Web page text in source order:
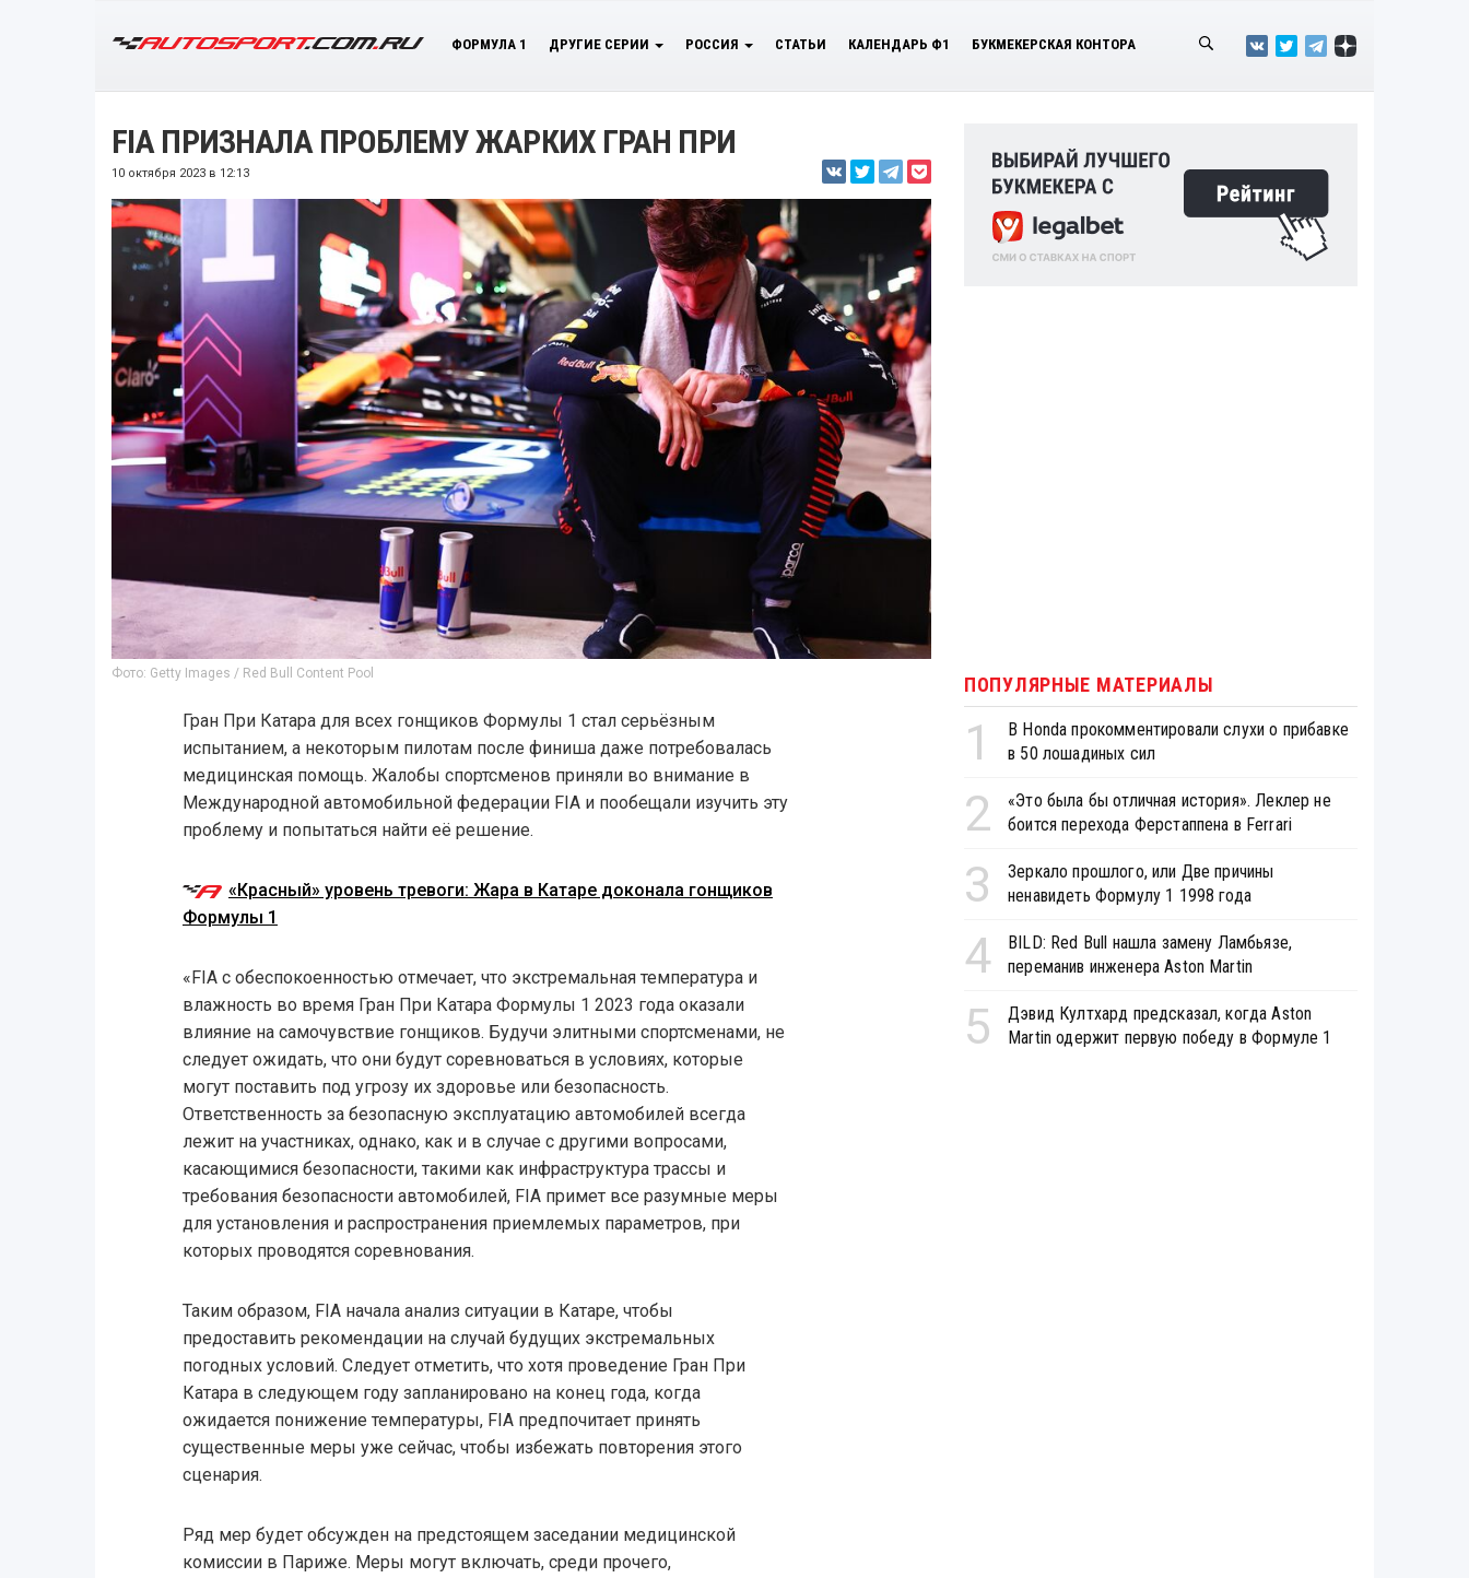
ФОРМУЛА 1 ДРУГИЕ СЕРИИ РОССИЯ СТАТЬИ КАЛЕНДАРЬ Ф1 БУКМЕКЕРСКАЯ КОНТОРА
FIA ПРИЗНАЛА ПРОБЛЕМУ ЖАРКИХ ГРАН ПРИ
10 октября 2023 в 12:13
Фото: Getty Images / Red Bull Content Pool
Гран При Катара для всех гонщиков Формулы 1 стал серьёзным
испытанием, а некоторым пилотам после финиша даже потребовалась
медицинская помощь. Жалобы спортсменов приняли во внимание в
Международной автомобильной федерации FIA и пообещали изучить эту
проблему и попытаться найти её решение.
«Красный» уровень тревоги: Жара в Катаре доконала гонщиков
Формулы 1
«FIA с обеспокоенностью отмечает, что экстремальная температура и
влажность во время Гран При Катара Формулы 1 2023 года оказали
влияние на самочувствие гонщиков. Будучи элитными спортсменами, не
следует ожидать, что они будут соревноваться в условиях, которые
могут поставить под угрозу их здоровье или безопасность.
Ответственность за безопасную эксплуатацию автомобилей всегда
лежит на участниках, однако, как и в случае с другими вопросами,
касающимися безопасности, такими как инфраструктура трассы и
требования безопасности автомобилей, FIA примет все разумные меры
для установления и распространения приемлемых параметров, при
которых проводятся соревнования.
Таким образом, FIA начала анализ ситуации в Катаре, чтобы
предоставить рекомендации на случай будущих экстремальных
погодных условий. Следует отметить, что хотя проведение Гран При
Катара в следующем году запланировано на конец года, когда
ожидается понижение температуры, FIA предпочитает принять
существенные меры уже сейчас, чтобы избежать повторения этого
сценария.
Ряд мер будет обсужден на предстоящем заседании медицинской
комиссии в Париже. Меры могут включать, среди прочего,
ПОПУЛЯРНЫЕ МАТЕРИАЛЫ
1
В Honda прокомментировали слухи о прибавке
в 50 лошадиных сил
2
«Это была бы отличная история». Леклер не
боится перехода Ферстаппена в Ferrari
3
Зеркало прошлого, или Две причины
ненавидеть Формулу 1 1998 года
4
BILD: Red Bull нашла замену Ламбьязе,
переманив инженера Aston Martin
5
Дэвид Култхард предсказал, когда Aston
Martin одержит первую победу в Формуле 1